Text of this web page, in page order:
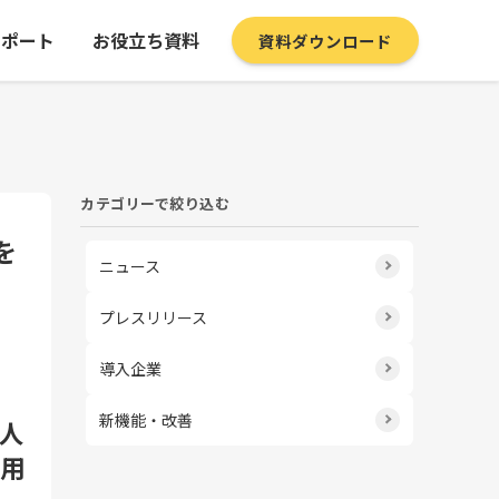
ート お役立ち資料 資料ダウンロード
カテゴリーで絞り込む
ニュース
プレスリリース
導入企業
新機能・改善